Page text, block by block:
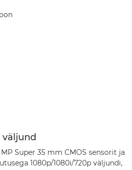
Super 35 mm CMOS sensorit ja
1080p/1080i/720p väljundi,